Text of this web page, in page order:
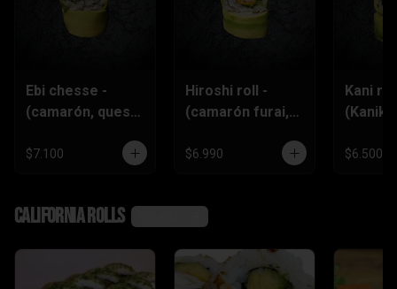
Ebi chesse -
(camarón, queso
ciboulette)
$7.100
Hiroshi roll -
(camarón furai,
ciboulette)
$6.990
Kani
$6.500
California rolls